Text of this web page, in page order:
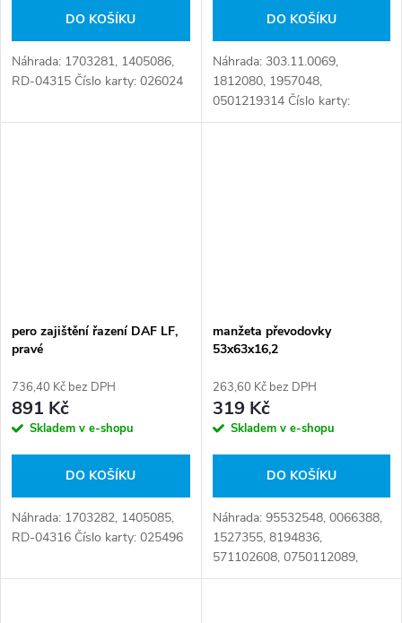
DO KOŠÍKU
Náhrada: 1703281, 1405086,
RD-04315 Číslo karty: 026024
DO KOŠÍKU
Náhrada: 303.11.0069,
1812080, 1957048,
0501219314 Číslo karty:
110078
pero zajištění řazení DAF LF,
pravé
736,40 Kč bez DPH
891 Kč
Skladem v e-shopu
DO KOŠÍKU
Náhrada: 1703282, 1405085,
RD-04316 Číslo karty: 025496
manžeta převodovky
53x63x16,2
263,60 Kč bez DPH
319 Kč
Skladem v e-shopu
DO KOŠÍKU
Náhrada: 95532548, 0066388,
1527355, 8194836,
571102608, 0750112089,
A000 267 09 97, 000 267 09